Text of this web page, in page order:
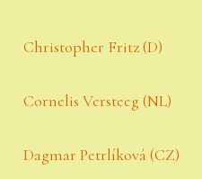
Christopher Fritz (D)
Cornelis Versteeg (NL)
Dagmar Petrlíková (CZ)